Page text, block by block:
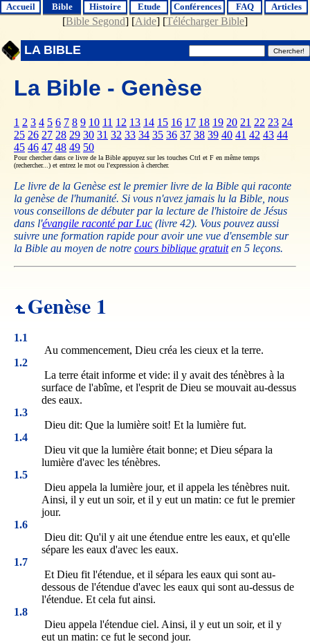
Accueil Bible Histoire Etude Conférences FAQ Articles
[Bible Segond] [Aide] [Télécharger Bible]
LA BIBLE
La Bible - Genèse
1 2 3 4 5 6 7 8 9 10 11 12 13 14 15 16 17 18 19 20 21 22 23 24
25 26 27 28 29 30 31 32 33 34 35 36 37 38 39 40 41 42 43 44
45 46 47 48 49 50
Pour chercher dans ce livre de la Bible appuyez sur les touches Ctrl et F en même temps
(rechercher...) et entrez le mot ou l'expression à chercher.
Le livre de la Genèse est le premier livre de la Bible qui raconte
la genèse de l'humanité. Si vous n'avez jamais lu la Bible, nous
vous conseillons de débuter par la lecture de l'histoire de Jésus
dans l'évangile raconté par Luc (livre 42). Vous pouvez aussi
suivre une formation rapide pour avoir une vue d'ensemble sur
la Bible au moyen de notre cours biblique gratuiten 5 leçons.
Genèse 1
1.1
Au commencement, Dieu créa les cieux et la terre.
1.2
La terre était informe et vide: il y avait des ténèbres à la
surface de l'abîme, et l'esprit de Dieu se mouvait au-dessus
des eaux.
1.3
Dieu dit: Que la lumière soit! Et la lumière fut.
1.4
Dieu vit que la lumière était bonne; et Dieu sépara la
lumière d'avec les ténèbres.
1.5
Dieu appela la lumière jour, et il appela les ténèbres nuit.
Ainsi, il y eut un soir, et il y eut un matin: ce fut le premier
jour.
1.6
Dieu dit: Qu'il y ait une étendue entre les eaux, et qu'elle
sépare les eaux d'avec les eaux.
1.7
Et Dieu fit l'étendue, et il sépara les eaux qui sont au-
dessous de l'étendue d'avec les eaux qui sont au-dessus de
l'étendue. Et cela fut ainsi.
1.8
Dieu appela l'étendue ciel. Ainsi, il y eut un soir, et il y
eut un matin: ce fut le second jour.